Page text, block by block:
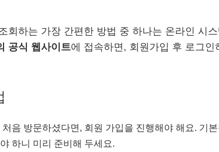
회하는 가장 간편한 방법 중 하나는 온라인 시
공식 웹사이트에 접속하면, 회원가입 후 로그
처음 방문하셨다면, 회원 가입을 진행해야 해요. 기
하니 미리 준비해 두세요.